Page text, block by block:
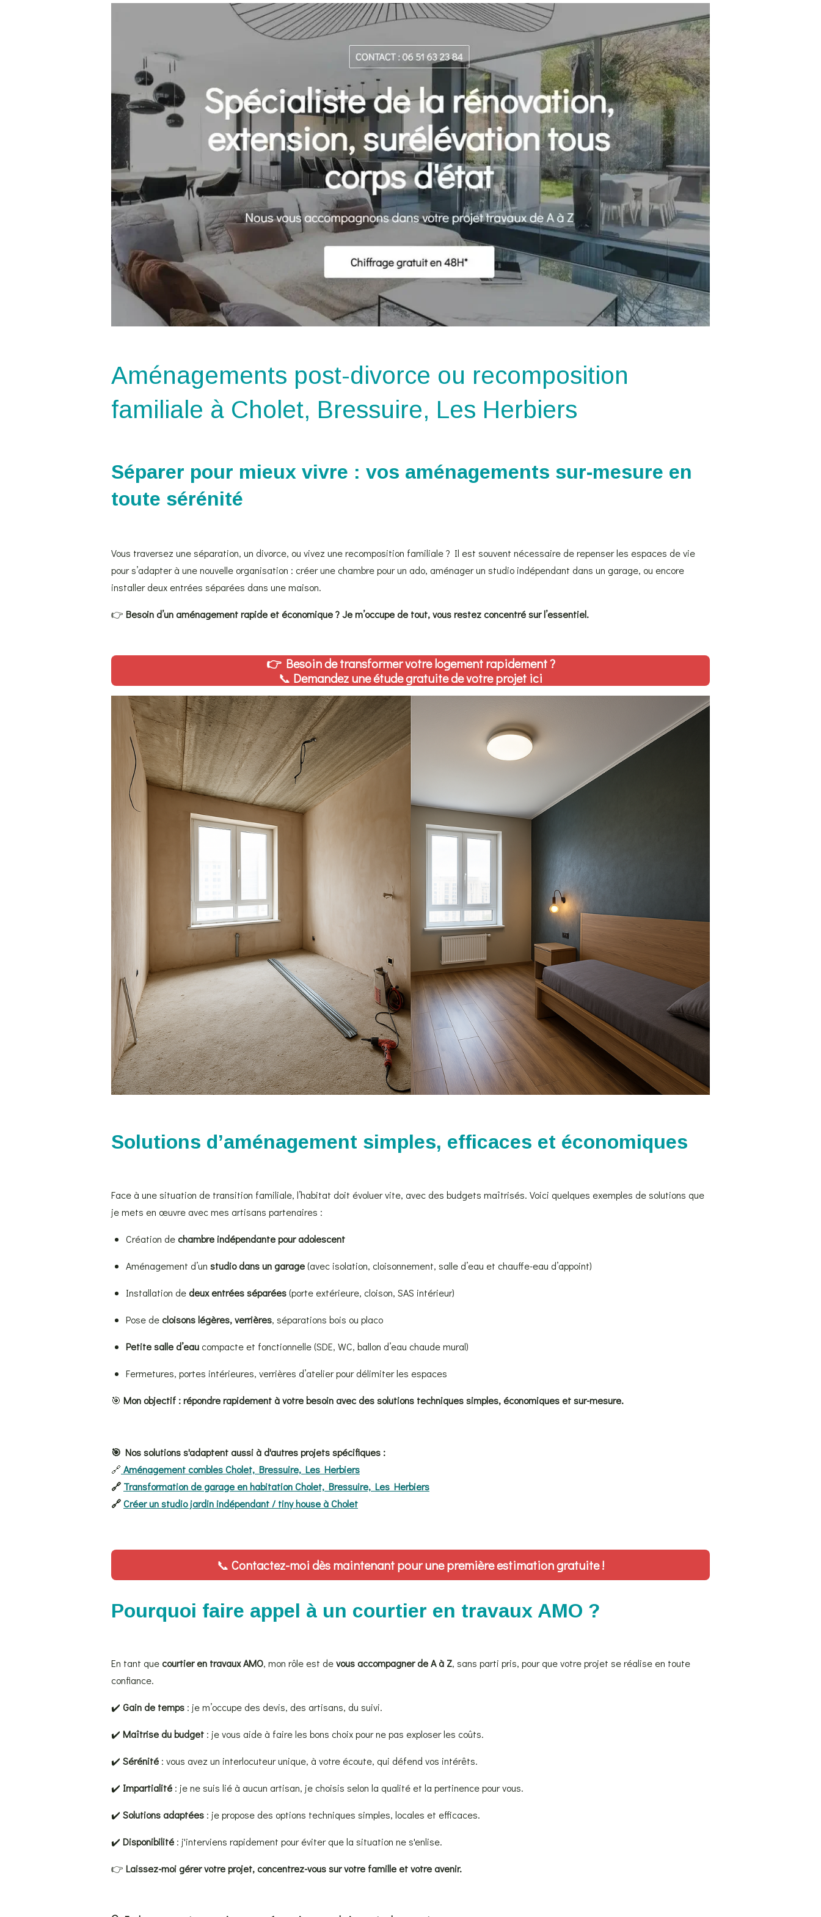
Aménagements post-divorce ou recomposition
familiale à Cholet, Bressuire, Les Herbiers
Séparer pour mieux vivre : vos aménagements sur-mesure en
toute sérénité
Vous traversez une séparation, un divorce, ou vivez une recomposition familiale ? Il est souvent nécessaire de repenser les espaces de vie
pour s’adapter à une nouvelle organisation : créer une chambre pour un ado, aménager un studio indépendant dans un garage, ou encore
installer deux entrées séparées dans une maison.
👉 Besoin d’un aménagement rapide et économique ? Je m’occupe de tout, vous restez concentré sur l’essentiel.
👉 Besoin de transformer votre logement rapidement ?
📞 Demandez une étude gratuite de votre projet ici
Solutions d’aménagement simples, efficaces et économiques
Face à une situation de transition familiale, l’habitat doit évoluer vite, avec des budgets maîtrisés. Voici quelques exemples de solutions que
je mets en œuvre avec mes artisans partenaires :
Création dechambre indépendante pour adolescent
Aménagement d’un studio dans un garage(avec isolation, cloisonnement, salle d’eau et chauffe-eau d’appoint)
Installation dedeux entrées séparées(porte extérieure, cloison, SAS intérieur)
Pose decloisons légères, verrières, séparations bois ou placo
Petite salle d’eau compacte et fonctionnelle (SDE, WC, ballon d’eau chaude mural)
Fermetures, portes intérieures, verrières d’atelier pour délimiter les espaces
🎯 Mon objectif : répondre rapidement à votre besoin avec des solutions techniques simples, économiques et sur-mesure.
🎯 Nos solutions s'adaptent aussi à d'autres projets spécifiques :
🔗 Aménagement combles Cholet, Bressuire, Les Herbiers
🔗 Transformation de garage en habitation Cholet, Bressuire, Les Herbiers
🔗Créer un studio jardin indépendant / tiny house à Cholet
📞 Contactez-moi dès maintenant pour une première estimation gratuite !
Pourquoi faire appel à un courtier en travaux AMO ?
En tant quecourtier en travaux AMO, mon rôle est devous accompagner de A à Z, sans parti pris, pour que votre projet se réalise en toute
confiance.
✔️ Gain de temps : je m’occupe des devis, des artisans, du suivi.
✔️ Maîtrise du budget : je vous aide à faire les bons choix pour ne pas exploser les coûts.
✔️ Sérénité : vous avez un interlocuteur unique, à votre écoute, qui défend vos intérêts.
✔️ Impartialité : je ne suis lié à aucun artisan, je choisis selon la qualité et la pertinence pour vous.
✔️ Solutions adaptées : je propose des options techniques simples, locales et efficaces.
✔️ Disponibilité : j'interviens rapidement pour éviter que la situation ne s'enlise.
👉 Laissez-moi gérer votre projet, concentrez-vous sur votre famille et votre avenir.